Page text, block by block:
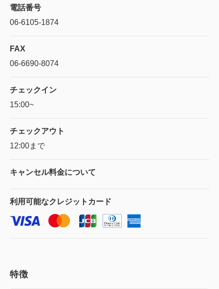
電話番号
06-6105-1874
FAX
06-6690-8074
チェックイン
15:00~
チェックアウト
12:00まで
キャンセル料金について
利用可能なクレジットカード
特徴